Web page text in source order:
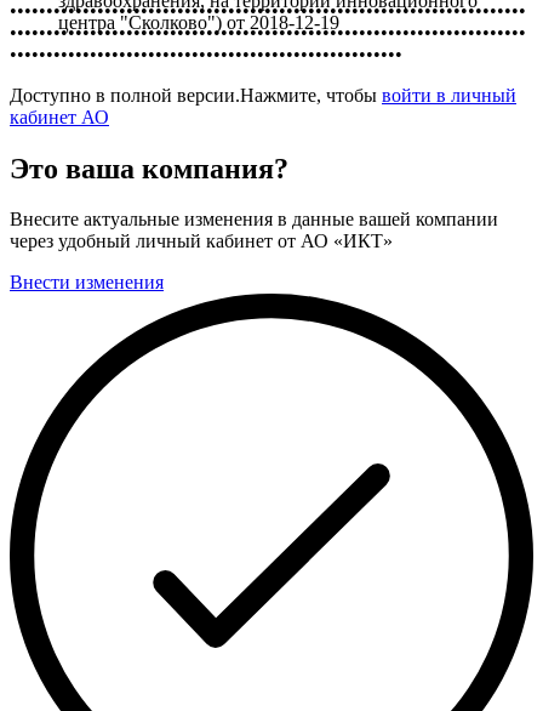
центра "Сколково") от 2018-12-19
•••••••••••••••••••••••••••••••••••••••••••••••••••••••••••••••••••••••
•••••••••••••••••••••••••••••••••••••••••••••••••••••••••••••••••••••••
••••••••••••••••••••••••••••••••••••••••••••••••••••••
Доступно в полной версии.Нажмите, чтобы войти в личный
кабинет АО
Это ваша компания?
Внесите актуальные изменения в данные вашей компании
через удобный личный кабинет от АО «ИКТ»
Внести изменения